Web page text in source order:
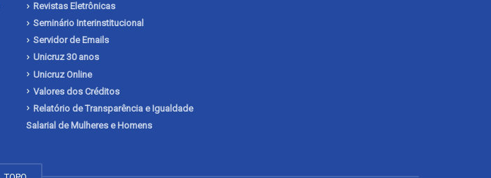
Revistas Eletrônicas
Seminário Interinstitucional
Servidor de Emails
Unicruz 30 anos
Unicruz Online
Valores dos Créditos
Relatório de Transparência e Igualdade
Salarial de Mulheres e Homens